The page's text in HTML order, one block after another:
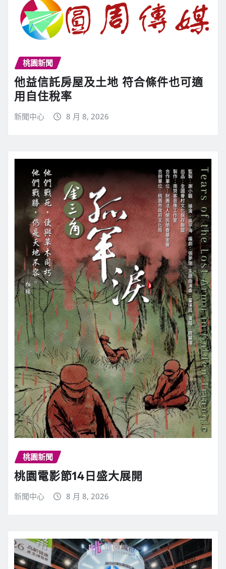
桃園新聞
他益信託房屋及土地 符合條件也可適
用自住稅率
新聞中心 8 月 8, 2026
桃園新聞
桃園電影節14日盛大展開
新聞中心 8 月 8, 2026